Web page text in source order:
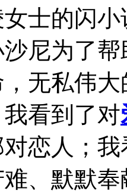
的闪小
尼为了
无私伟
看到了对
恋人；
、默默